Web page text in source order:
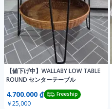
【値下げ中】WALLABY LOW TABLE
ROUND センターテーブル
4.700.000 ₫ Freeship
￥25,000